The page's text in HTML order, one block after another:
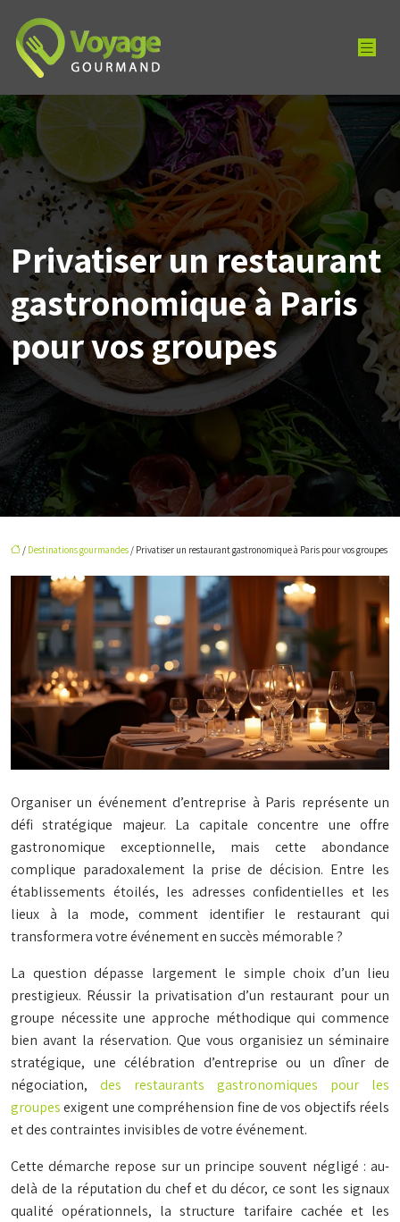
Privatiser un restaurant
gastronomique à Paris
pour vos groupes
/ Destinations gourmandes / Privatiser un restaurant gastronomique à Paris pour vos groupes
Organiser un événement d’entreprise à Paris représente un
défi stratégique majeur. La capitale concentre une offre
gastronomique exceptionnelle, mais cette abondance
complique paradoxalement la prise de décision. Entre les
établissements étoilés, les adresses confidentielles et les
lieux à la mode, comment identifier le restaurant qui
transformera votre événement en succès mémorable ?
La question dépasse largement le simple choix d’un lieu
prestigieux. Réussir la privatisation d’un restaurant pour un
groupe nécessite une approche méthodique qui commence
bien avant la réservation. Que vous organisiez un séminaire
stratégique, une célébration d’entreprise ou un dîner de
négociation, des restaurants gastronomiques pour les
groupesexigent une compréhension fine de vos objectifs réels
et des contraintes invisibles de votre événement.
Cette démarche repose sur un principe souvent négligé : au-
delà de la réputation du chef et du décor, ce sont les signaux
qualité opérationnels, la structure tarifaire cachée et les